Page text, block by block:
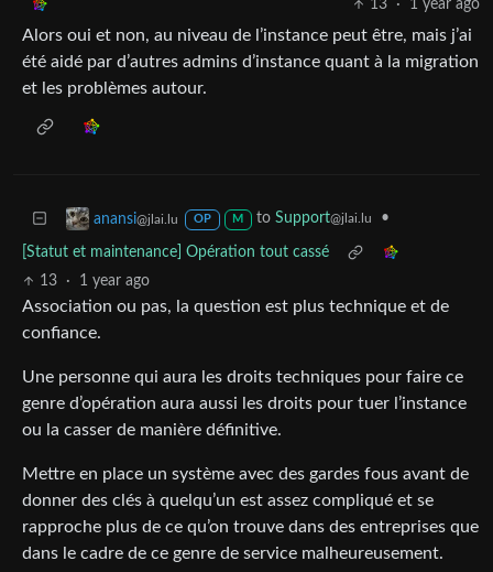
13 · 1 year ago
Alors oui et non, au niveau de l’instance peut être, mais j’ai
été aidé par d’autres admins d’instance quant à la migration
et les problèmes autour.
anansi@jlai.lu OP M to Support@jlai.lu •
[Statut et maintenance] Opération tout cassé
13
· 1 year ago
Association ou pas, la question est plus technique et de
confiance.
Une personne qui aura les droits techniques pour faire ce
genre d’opération aura aussi les droits pour tuer l’instance
ou la casser de manière définitive.
Mettre en place un système avec des gardes fous avant de
donner des clés à quelqu’un est assez compliqué et se
rapproche plus de ce qu’on trouve dans des entreprises que
dans le cadre de ce genre de service malheureusement.